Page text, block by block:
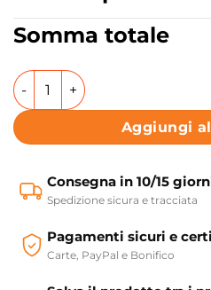
Somma totale
Lavabo d'appoggio in
Aggiungi
Consegna in 10/15
Spedizione sicura e tracciata
Pagamenti sicuri e
Carte, PayPal e Bonifico